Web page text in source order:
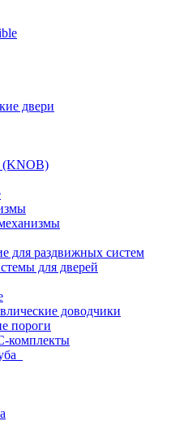
двери
(KNOB)
для раздвижных систем
для дверей
доводчики
пороги
комплекты